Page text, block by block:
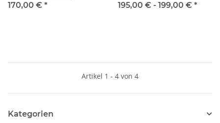
170,00 € *
195,00 € - 199,00 € *
Artikel 1 - 4 von 4
Kategorien